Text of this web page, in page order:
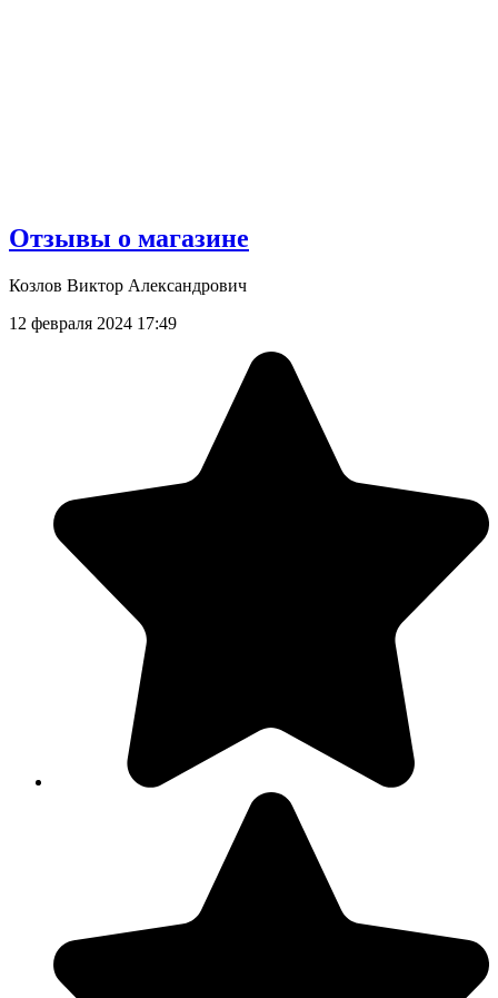
Отзывы о магазине
Козлов Виктор Александрович
12 февраля 2024 17:49